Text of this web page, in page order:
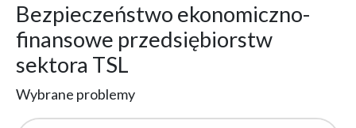
Bezpieczeństwo ekonomiczno-
finansowe przedsiębiorstw
sektora TSL
Wybrane problemy